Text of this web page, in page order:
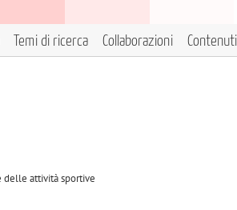
Temi di ricerca Collaborazioni
delle attività sportive